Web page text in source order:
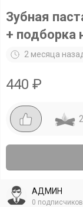
Зубная
+ подборка
2 месяца
440 ₽
АДМИН
0 подписчиков